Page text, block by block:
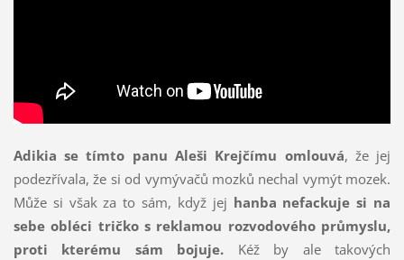
Adikia se tímto panu Aleši Krejčímu omlouvá, že jej
podezřívala, že si od vymývačů mozků nechal vymýt mozek.
Může si však za to sám, když jej hanba nefackuje si na
sebe obléci tričko s reklamou rozvodového průmyslu,
proti kterému sám bojuje. Kéž by ale takových